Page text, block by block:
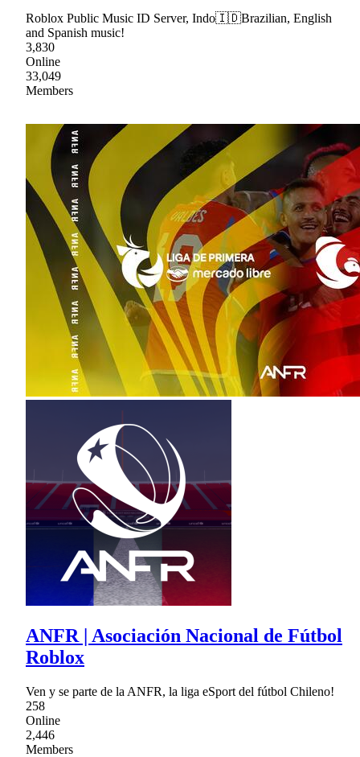
Roblox Public Music ID Server, Indo🇮🇩Brazilian, English
and Spanish music!
3,830
Online
33,049
Members
ANFR | Asociación Nacional de Fútbol
Roblox
Ven y se parte de la ANFR, la liga eSport del fútbol Chileno!
258
Online
2,446
Members